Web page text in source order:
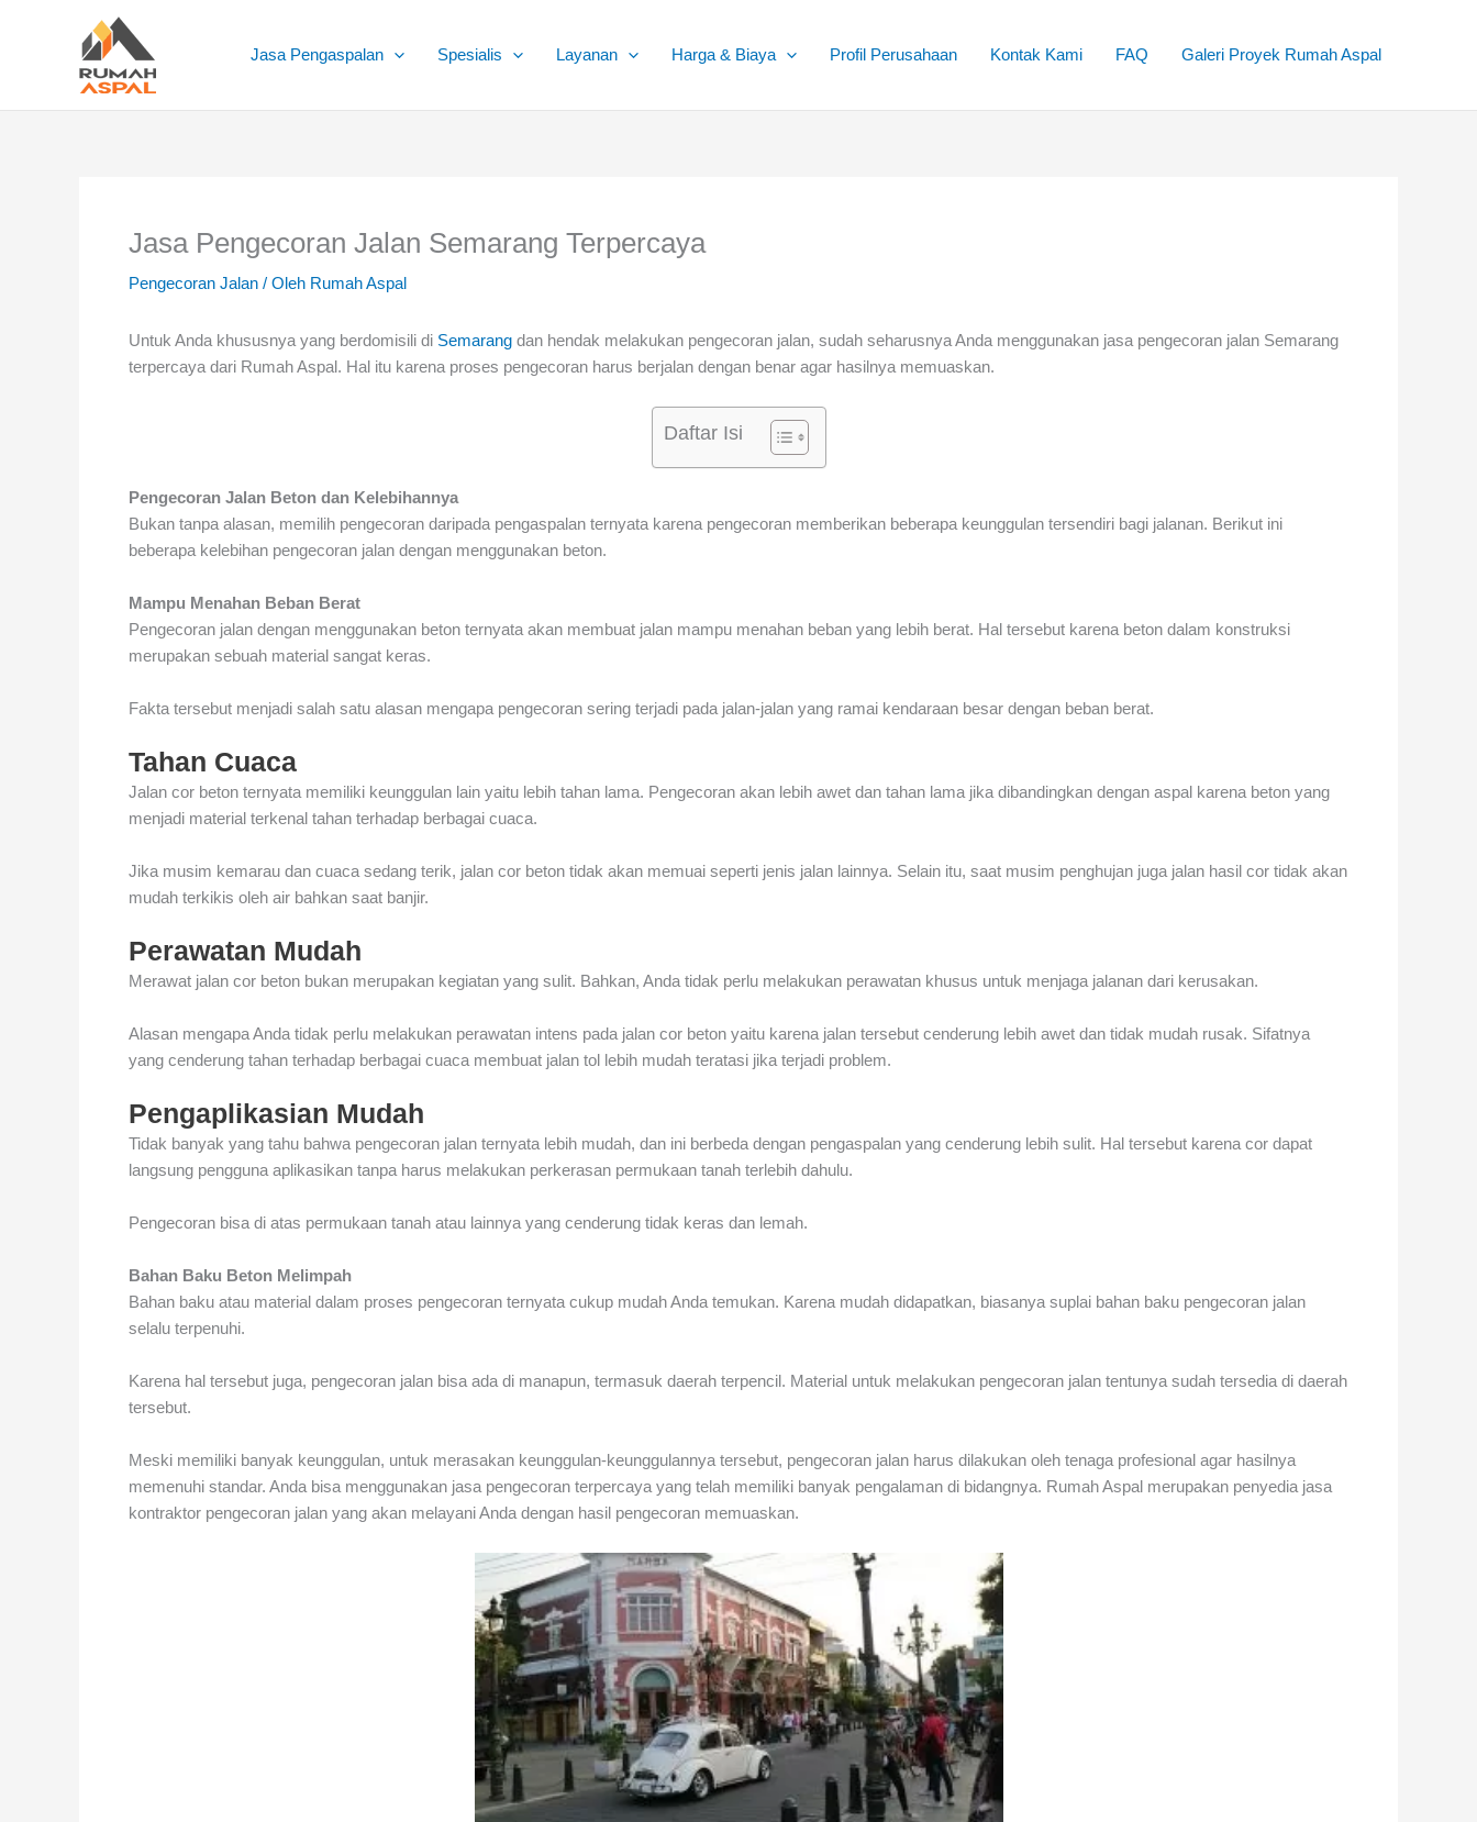
Jasa Pengaspalan Spesialis Layanan Harga & Biaya Profil Perusahaan Kontak Kami FAQ Galeri Proyek Rumah Aspal
Jasa Pengecoran Jalan Semarang Terpercaya
Pengecoran Jalan / Oleh Rumah Aspal
Untuk Anda khususnya yang berdomisili di Semarang dan hendak melakukan pengecoran jalan, sudah seharusnya Anda menggunakan jasa pengecoran jalan Semarang
terpercaya dari Rumah Aspal. Hal itu karena proses pengecoran harus berjalan dengan benar agar hasilnya memuaskan.
Daftar Isi
Pengecoran Jalan Beton dan Kelebihannya
Bukan tanpa alasan, memilih pengecoran daripada pengaspalan ternyata karena pengecoran memberikan beberapa keunggulan tersendiri bagi jalanan. Berikut ini
beberapa kelebihan pengecoran jalan dengan menggunakan beton.
Mampu Menahan Beban Berat
Pengecoran jalan dengan menggunakan beton ternyata akan membuat jalan mampu menahan beban yang lebih berat. Hal tersebut karena beton dalam konstruksi
merupakan sebuah material sangat keras.
Fakta tersebut menjadi salah satu alasan mengapa pengecoran sering terjadi pada jalan-jalan yang ramai kendaraan besar dengan beban berat.
Tahan Cuaca
Jalan cor beton ternyata memiliki keunggulan lain yaitu lebih tahan lama. Pengecoran akan lebih awet dan tahan lama jika dibandingkan dengan aspal karena beton yang
menjadi material terkenal tahan terhadap berbagai cuaca.
Jika musim kemarau dan cuaca sedang terik, jalan cor beton tidak akan memuai seperti jenis jalan lainnya. Selain itu, saat musim penghujan juga jalan hasil cor tidak akan
mudah terkikis oleh air bahkan saat banjir.
Perawatan Mudah
Merawat jalan cor beton bukan merupakan kegiatan yang sulit. Bahkan, Anda tidak perlu melakukan perawatan khusus untuk menjaga jalanan dari kerusakan.
Alasan mengapa Anda tidak perlu melakukan perawatan intens pada jalan cor beton yaitu karena jalan tersebut cenderung lebih awet dan tidak mudah rusak. Sifatnya
yang cenderung tahan terhadap berbagai cuaca membuat jalan tol lebih mudah teratasi jika terjadi problem.
Pengaplikasian Mudah
Tidak banyak yang tahu bahwa pengecoran jalan ternyata lebih mudah, dan ini berbeda dengan pengaspalan yang cenderung lebih sulit. Hal tersebut karena cor dapat
langsung pengguna aplikasikan tanpa harus melakukan perkerasan permukaan tanah terlebih dahulu.
Pengecoran bisa di atas permukaan tanah atau lainnya yang cenderung tidak keras dan lemah.
Bahan Baku Beton Melimpah
Bahan baku atau material dalam proses pengecoran ternyata cukup mudah Anda temukan. Karena mudah didapatkan, biasanya suplai bahan baku pengecoran jalan
selalu terpenuhi.
Karena hal tersebut juga, pengecoran jalan bisa ada di manapun, termasuk daerah terpencil. Material untuk melakukan pengecoran jalan tentunya sudah tersedia di daerah
tersebut.
Meski memiliki banyak keunggulan, untuk merasakan keunggulan-keunggulannya tersebut, pengecoran jalan harus dilakukan oleh tenaga profesional agar hasilnya
memenuhi standar. Anda bisa menggunakan jasa pengecoran terpercaya yang telah memiliki banyak pengalaman di bidangnya. Rumah Aspal merupakan penyedia jasa
kontraktor pengecoran jalan yang akan melayani Anda dengan hasil pengecoran memuaskan.